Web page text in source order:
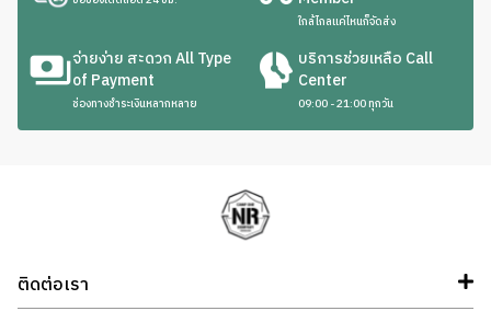
ใกล้ไกลแค่ไหนก็จัดส่ง
จ่ายง่าย สะดวก All Type
of Payment
ช่องทางชำระเงินหลากหลาย
บริการช่วยเหลือ Call
Center
09:00 - 21:00 ทุกวัน
ติดต่อเรา